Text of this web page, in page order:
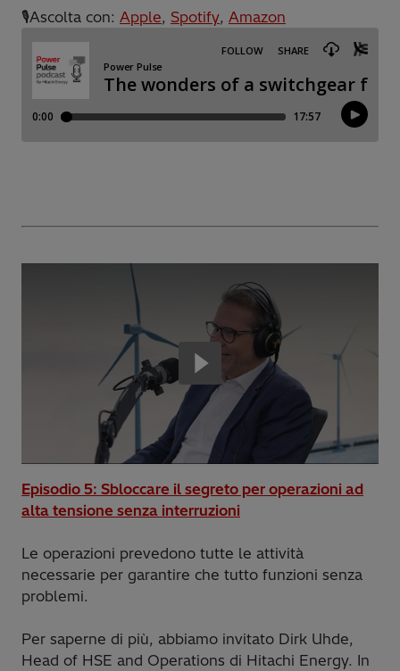
🎙️Ascolta con: Apple, Spotify, Amazon
Episodio 5: Sbloccare il segreto per operazioni ad
alta tensione senza interruzioni
Le operazioni prevedono tutte le attività
necessarie per garantire che tutto funzioni senza
problemi.
Per saperne di più, abbiamo invitato Dirk Uhde,
Head of HSE and Operations di Hitachi Energy. In